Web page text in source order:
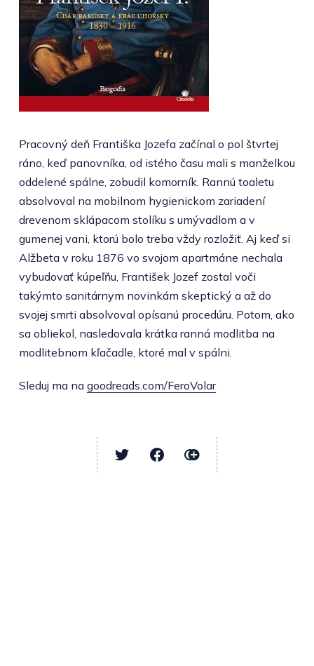
Pracovný deň Františka Jozefa začínal o pol štvrtej
ráno, keď panovníka, od istého času mali s manželkou
oddelené spálne, zobudil komorník. Rannú toaletu
absolvoval na mobilnom hygienickom zariadení
drevenom sklápacom stolíku s umývadlom a v
gumenej vani, ktorú bolo treba vždy rozložiť. Aj keď si
Alžbeta v roku 1876 vo svojom apartmáne nechala
vybudovať kúpeľňu, František Jozef zostal voči
takýmto sanitárnym novinkám skeptický a až do
svojej smrti absolvoval opísanú procedúru. Potom, ako
sa obliekol, nasledovala krátka ranná modlitba na
modlitebnom kľačadle, ktoré mal v spálni.
Sleduj ma na goodreads.com/FeroVolar